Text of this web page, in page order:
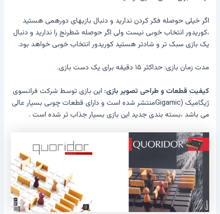
اگر خیلی حوصله فکر کردن ندارید و دنبال بازیهای دورهمی هستید
،کوریدور انتخاب خوبی نیست ولی اگر حوصله شطرنج را ندارید و دنبال
یک بازی سبک تر و شادتر هستید کوریدور انتخاب خوبی خواهد بود.
مدت زمان بازی: حداکثر ۱۵ دقیقه برای یک دست بازی.
کیفیت قطعات و طراحی تصویر بازی: این بازی توسط شرکت فرانسوی
ژیگامیک (Gigamicمنتشر شده است و دارای قطعات چوبی بسیار عالی
می باشد ،بسته بندی جدید این بازی بسیار جذاب تر شده است .